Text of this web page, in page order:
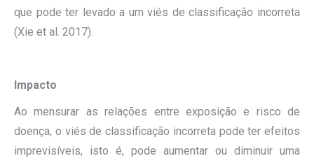
que pode ter levado a um viés de classificação incorreta
(Xie et al. 2017).
Impacto
Ao mensurar as relações entre exposição e risco de
doença, o viés de classificação incorreta pode ter efeitos
imprevisíveis, isto é, pode aumentar ou diminuir uma